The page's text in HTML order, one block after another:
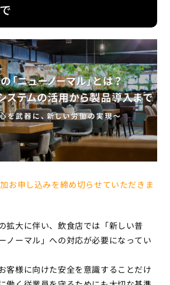
お申し込みを締め切らせていただきま
拡大に伴い、飲食店では「新しい普
ノーマル」への対応が必要になってい
客様に向けた安全を意識することだけ